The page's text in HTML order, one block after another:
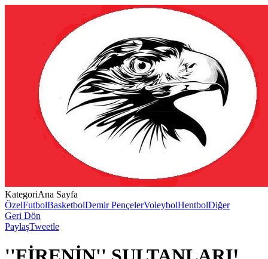
KategoriAna Sayfa
ÖzelFutbolBasketbolDemir PençelerVoleybolHentbolDiğer
Geri Dön
PaylaşTweetle